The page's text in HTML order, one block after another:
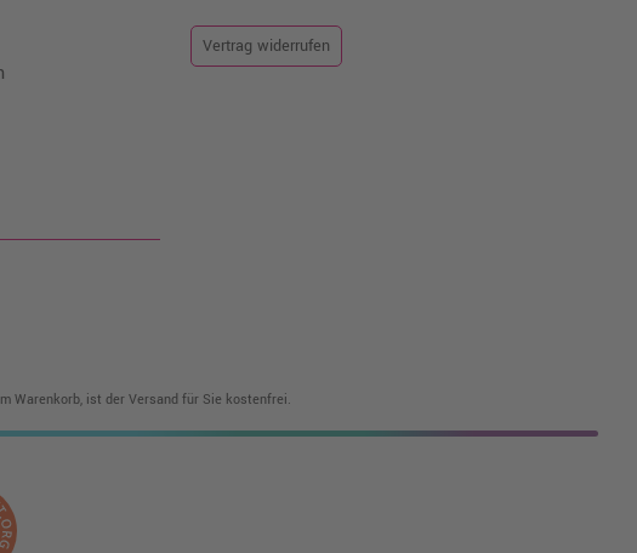
Vertrag widerrufen
Warenkorb, ist der Versand für Sie kostenfrei.